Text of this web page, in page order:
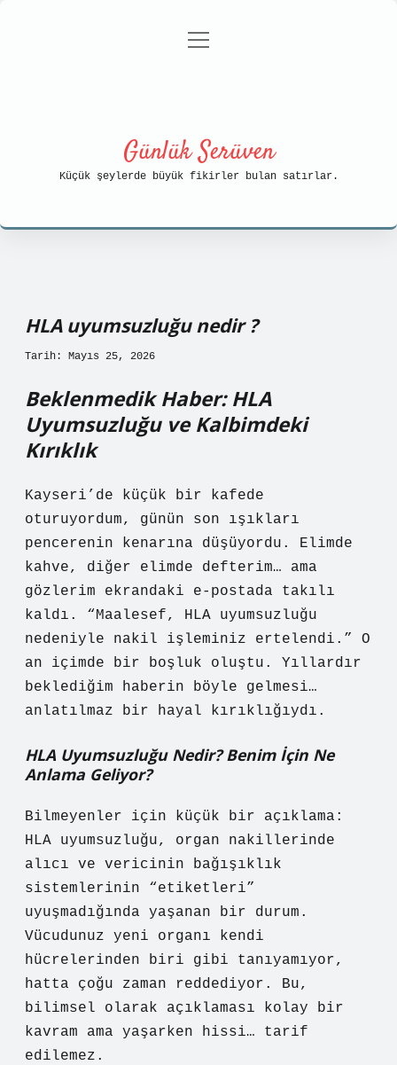
Gizlilik Politikası
menüyü
Günlük Serüven
Küçük şeylerde büyük fikirler bulan satırlar.
HLA uyumsuzluğu nedir ?
Tarih: Mayıs 25, 2026
Beklenmedik Haber: HLA
Uyumsuzluğu ve Kalbimdeki
Kırıklık
Kayseri’de küçük bir kafede
oturuyordum, günün son ışıkları
pencerenin kenarına düşüyordu. Elimde
kahve, diğer elimde defterim… ama
gözlerim ekrandaki e-postada takılı
kaldı. “Maalesef, HLA uyumsuzluğu
nedeniyle nakil işleminiz ertelendi.” O
an içimde bir boşluk oluştu. Yıllardır
beklediğim haberin böyle gelmesi…
anlatılmaz bir hayal kırıklığıydı.
HLA Uyumsuzluğu Nedir? Benim İçin Ne
Anlama Geliyor?
Bilmeyenler için küçük bir açıklama:
HLA uyumsuzluğu, organ nakillerinde
alıcı ve vericinin bağışıklık
sistemlerinin “etiketleri”
uyuşmadığında yaşanan bir durum.
Vücudunuz yeni organı kendi
hücrelerinden biri gibi tanıyamıyor,
hatta çoğu zaman reddediyor. Bu,
bilimsel olarak açıklaması kolay bir
kavram ama yaşarken hissi… tarif
edilemez.